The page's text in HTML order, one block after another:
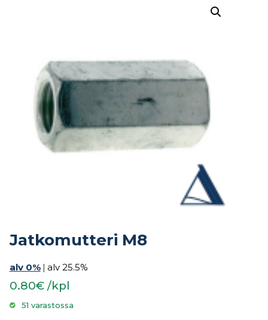
Jatkomutteri M8
alv 0% | alv 25.5%
0.80€ /kpl
51 varastossa